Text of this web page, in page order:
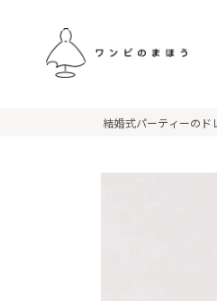
結婚式パーティーのド